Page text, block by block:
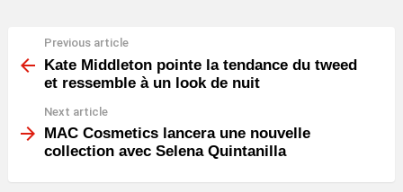
more
Previous article
Kate Middleton pointe la tendance du tweed
et ressemble à un look de nuit
Next article
MAC Cosmetics lancera une nouvelle
collection avec Selena Quintanilla